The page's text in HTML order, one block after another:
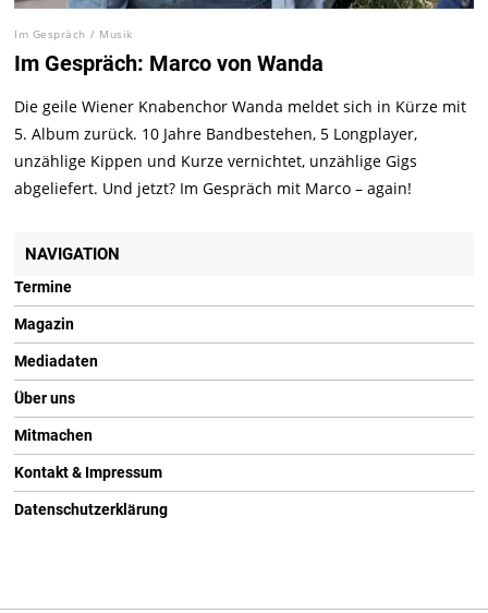
Im Gespräch / Musik
Im Gespräch: Marco von Wanda
Die geile Wiener Knabenchor Wanda meldet sich in Kürze mit
5. Album zurück. 10 Jahre Bandbestehen, 5 Longplayer,
unzählige Kippen und Kurze vernichtet, unzählige Gigs
abgeliefert. Und jetzt? Im Gespräch mit Marco – again!
NAVIGATION
Termine
Magazin
Mediadaten
Über uns
Mitmachen
Kontakt & Impressum
Datenschutzerklärung